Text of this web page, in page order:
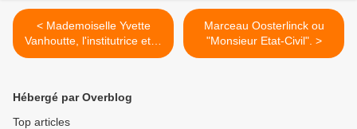
< Mademoiselle Yvette
Vanhoutte, l'institutrice et la
"canne blanche" halluinoise.
Marceau Oosterlinck ou
"Monsieur Etat-Civil". >
Hébergé par Overblog
Top articles